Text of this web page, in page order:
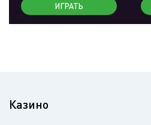
ИГРАТЬ
Казино